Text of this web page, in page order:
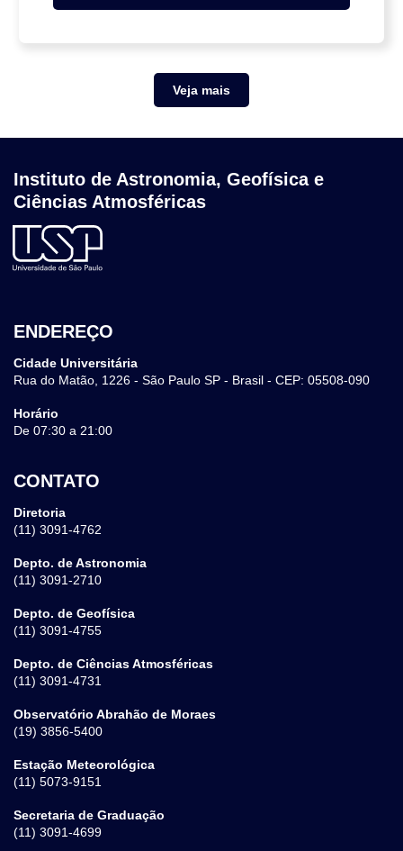
Veja mais
Instituto de Astronomia, Geofísica e
Ciências Atmosféricas
ENDEREÇO
Cidade Universitária
Rua do Matão, 1226 - São Paulo SP - Brasil - CEP: 05508-090
Horário
De 07:30 a 21:00
CONTATO
Diretoria
(11) 3091-4762
Depto. de Astronomia
(11) 3091-2710
Depto. de Geofísica
(11) 3091-4755
Depto. de Ciências Atmosféricas
(11) 3091-4731
Observatório Abrahão de Moraes
(19) 3856-5400
Estação Meteorológica
(11) 5073-9151
Secretaria de Graduação
(11) 3091-4699